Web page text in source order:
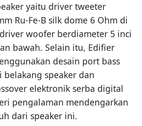
yaitu driver tweeter
Ru-Fe-B silk dome 6 Ohm di
woofer berdiameter 5 inci
bawah. Selain itu, Edifier
desain port bass
speaker dan
elektronik serba digital
pengalaman mendengarkan
dari speaker ini.